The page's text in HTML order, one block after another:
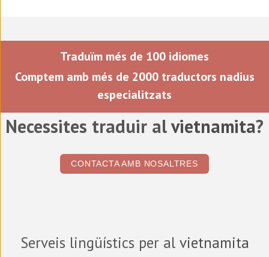
Traduïm més de 100 idiomes
Comptem amb més de 2000 traductors nadius
especialitzats
Necessites traduir alvietnamita?
CONTACTA AMB NOSALTRES
Serveis lingüístics per al vietnamita